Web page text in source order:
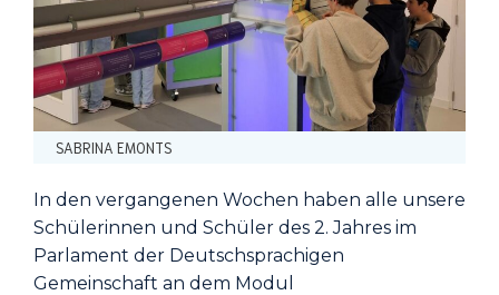
SABRINA EMONTS
In den vergangenen Wochen haben alle unsere
Schülerinnen und Schüler des 2. Jahres im
Parlament der Deutschsprachigen
Gemeinschaft an dem Modul